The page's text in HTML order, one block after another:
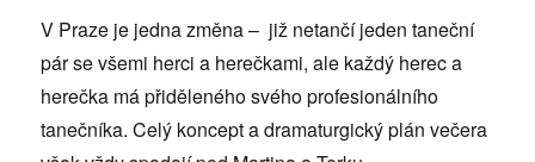
V Praze je jedna změna – již netančí jeden taneční
pár se všemi herci a herečkami, ale každý herec a
herečka má přiděleného svého profesionálního
tanečníka. Celý koncept a dramaturgický plán večera